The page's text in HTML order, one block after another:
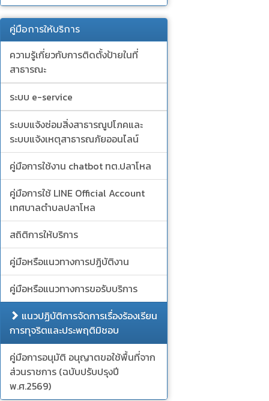
คู่มือการให้บริการ
ความรู้เกี่ยวกับการติดตั้งป้ายในที่
สาธารณะ
ระบบ e-service
ระบบแจ้งซ่อมสิ่งสาธารณูปโภคและ
ระบบแจ้งเหตุสาธารณภัยออนไลน์
คู่มือการใช้งาน chatbot ทต.ปลาโหล
คู่มือการใช้ LINE Official Account
เทศบาลตำบลปลาโหล
สถิติการให้บริการ
คู่มือหรือแนวทางการปฎิบัติงาน
คู่มือหรือแนวทางการขอรับบริการ
แนวปฏิบัติการจัดการเรื่องร้องเรียน
การทุจริตและประพฤติมิชอบ
คู่มือการอนุมัติ อนุญาตขอใช้พื้นที่จาก
ส่วนราชการ (ฉบับปรับปรุงปี
พ.ศ.2569)